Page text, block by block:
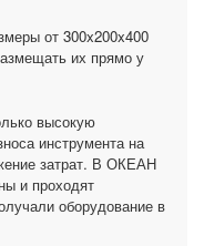
от 300x200x400
их прямо у
высокую
инструмента на
затрат. В ОКЕАН
и проходят
оборудование в